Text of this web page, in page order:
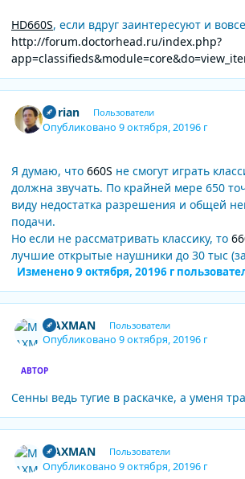
HD660S, если вдруг заинтересуют и
http://forum.doctorhead.ru/index.php?
Dorian Пользователи
Опубликовано9 октября, 20196 г
Я думаю, что 660S не смогут играть
должна звучать. По крайней мере 650
виду недостатка разрешения и общей
подачи.
Но если не рассматривать классику, то
лучшие открытые наушники до 30 тыс
Изменено9 октября, 20196 г
MAXMAN Пользователи
Опубликовано9 октября, 20196 г
АВТОР
Сенны ведь тугие в раскачке, а уменя
MAXMAN Пользователи
Опубликовано9 октября, 20196 г